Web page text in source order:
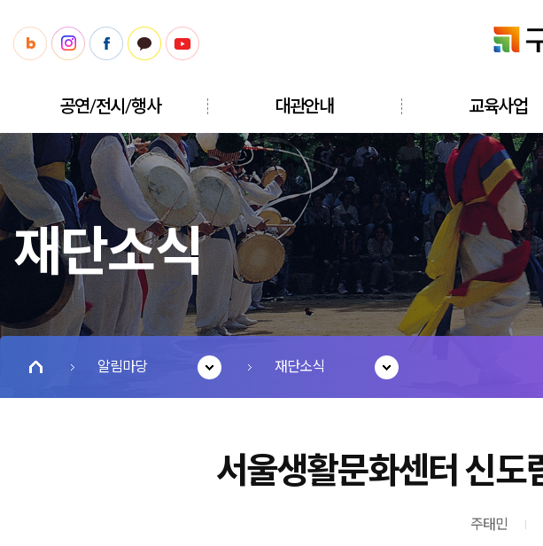
공연/전시/행사 대관안내 교육사업
재단소식
알림마당 재단소식
서울생활문화센터 신도
주태민